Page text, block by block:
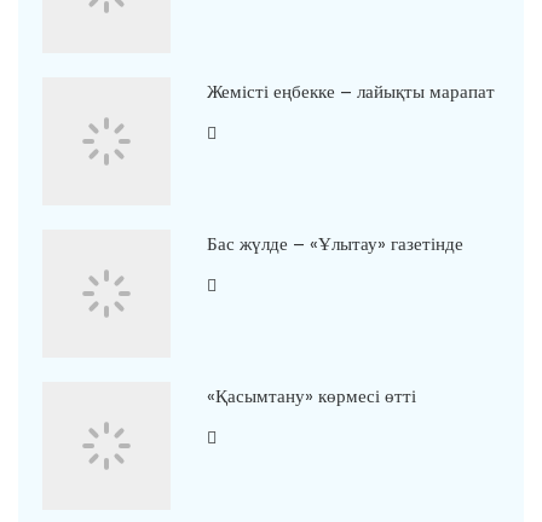
Жемісті еңбекке – лайықты марапат
Бас жүлде – «Ұлытау» газетінде
«Қасымтану» көрмесі өтті